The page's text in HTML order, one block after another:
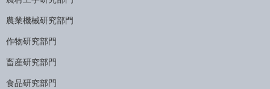
農業機械研究部門
作物研究部門
畜産研究部門
食品研究部門